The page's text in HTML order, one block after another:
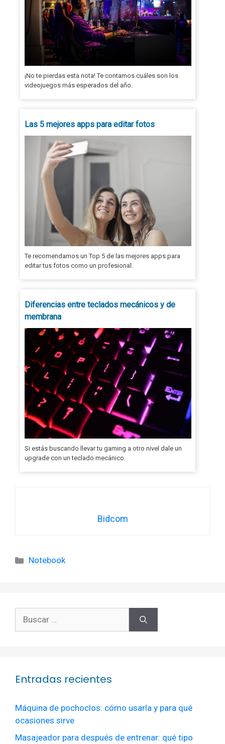
¡No te pierdas esta nota! Te contamos cuáles son los
videojuegos más esperados del año.
Las 5 mejores apps para editar fotos
Te recomendamos un Top 5 de las mejores apps para
editar tus fotos como un profesional.
Diferencias entre teclados mecánicos y de
membrana
Si estás buscando llevar tu gaming a otro nivel dale un
upgrade con un teclado mecánico.
Bidcom
Categorías
Notebook
Entradas recientes
Máquina de pochoclos: cómo usarla y para qué
ocasiones sirve
Masajeador para después de entrenar: qué tipo